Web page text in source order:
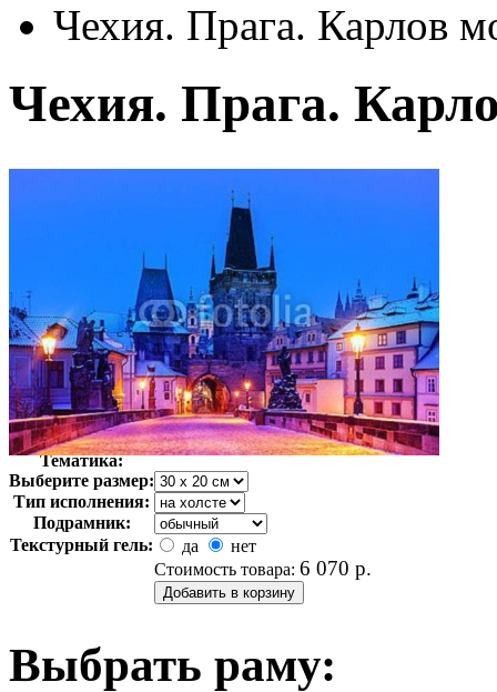
Чехия. Прага. Карлов
Чехия. Прага.
Автор:
Неизвестно
Арт-стиль
Фотография
Тематика:
Выберите размер:
Тип исполнения:
Подрамник:
Текстурный гель:
да
нет
Стоимость товара: 6 070 р.
Выбрать раму: